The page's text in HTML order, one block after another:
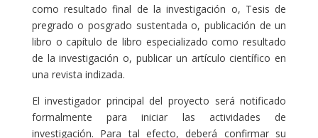
como resultado final de la investigación o, Tesis de
pregrado o posgrado sustentada o, publicación de un
libro o capítulo de libro especializado como resultado
de la investigación o, publicar un artículo científico en
una revista indizada.
El investigador principal del proyecto será notificado
formalmente para iniciar las actividades de
investigación. Para tal efecto, deberá confirmar su